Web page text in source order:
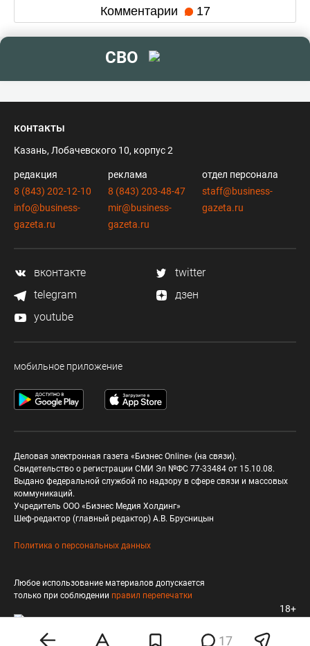
Комментарии 17
17
СВО
контакты
Казань, Лобачевского 10, корпус 2
редакция
8 (843) 202-12-10
info@business-
gazeta.ru
реклама
8 (843) 203-48-47
mir@business-
gazeta.ru
отдел персонала
staff@business-
gazeta.ru
вконтакте
twitter
telegram
дзен
youtube
мобильное приложение
Деловая электронная газета «Бизнес Online» (на связи).
Свидетельство о регистрации СМИ Эл №ФС 77-33484 от 15.10.08.
Выдано федеральной службой по надзору в сфере связи и массовых
коммуникаций.
Учредитель ООО «Бизнес Медия Холдинг»
Шеф-редактор (главный редактор) А.В. Брусницын
Политика о персональных данных
Любое использование материалов допускается
только при соблюдении правил перепечатки
18+